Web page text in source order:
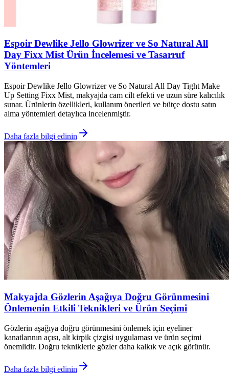
Espoir Dewlike Jello Glowrizer ve So Natural All
Day Fixx Mist Ürün İncelemesi ve Tasarruf
Yöntemleri
Espoir Dewlike Jello Glowrizer ve So Natural All Day Tight Make
Up Setting Fixx Mist, makyajda cam cilt efekti ve uzun süre kalıcılık
sunar. Ürünlerin özellikleri, kullanım önerileri ve bütçe dostu satın
alma yöntemleri detaylıca incelenmiştir.
Daha fazla bilgi edinin
Makyajda Gözlerin Aşağıya Doğru Görünmesini
Önlemenin Etkili Teknikleri ve Ürün Seçimi
Gözlerin aşağıya doğru görünmesini önlemek için eyeliner
kanatlarının açısı, alt kirpik çizgisi uygulaması ve ürün seçimi
önemlidir. Doğru tekniklerle gözler daha kalkık ve açık görünür.
Daha fazla bilgi edinin